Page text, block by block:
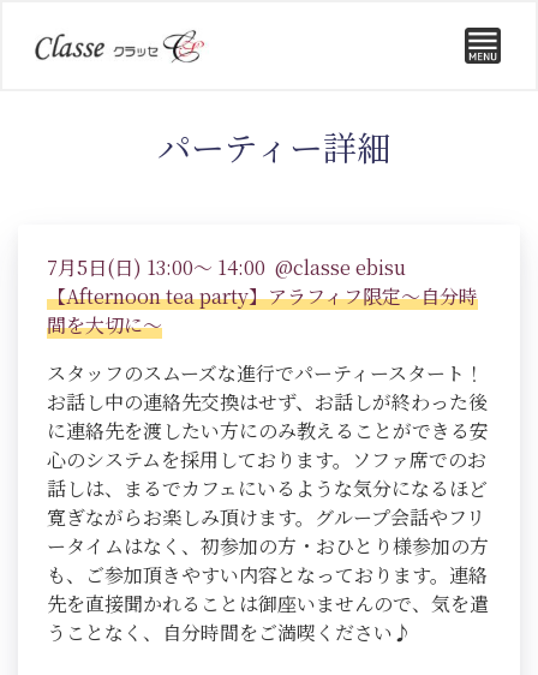
パーティー詳細
7月5日(日) 13:00～ 14:00 @classe ebisu
【Afternoon tea party】アラフィフ限定～自分時
間を大切に～
スタッフのスムーズな進行でパーティースタート！
お話し中の連絡先交換はせず、お話しが終わった後
に連絡先を渡したい方にのみ教えることができる安
心のシステムを採用しております。ソファ席でのお
話しは、まるでカフェにいるような気分になるほど
寛ぎながらお楽しみ頂けます。グループ会話やフリ
ータイムはなく、初参加の方・おひとり様参加の方
も、ご参加頂きやすい内容となっております。連絡
先を直接聞かれることは御座いませんので、気を遣
うことなく、自分時間をご満喫ください♪